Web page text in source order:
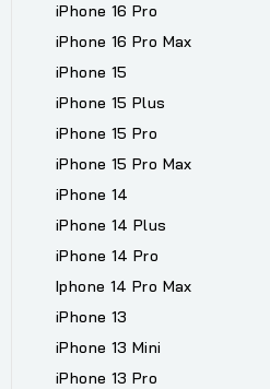
iPhone 16 Pro
iPhone 16 Pro Max
iPhone 15
iPhone 15 Plus
iPhone 15 Pro
iPhone 15 Pro Max
iPhone 14
iPhone 14 Plus
iPhone 14 Pro
Iphone 14 Pro Max
iPhone 13
iPhone 13 Mini
iPhone 13 Pro